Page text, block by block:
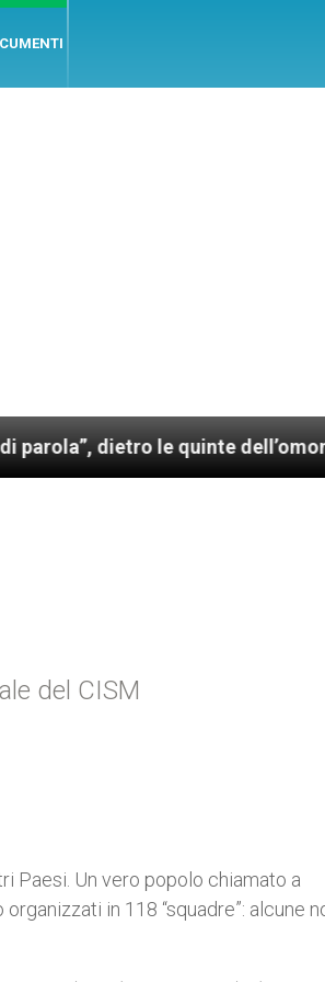
le quinte dell’omonimo film di
del CISM
Paesi. Un vero popolo chiamato a
in 118 “squadre”: alcune